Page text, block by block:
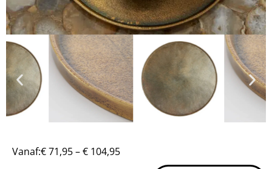
Vanaf:€71,95–€ 104,95